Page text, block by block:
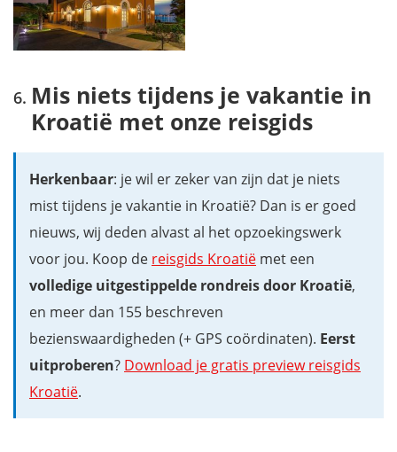
Mis niets tijdens je vakantie in
Kroatië met onze reisgids
Herkenbaar: je wil er zeker van zijn dat je niets
mist tijdens je vakantie in Kroatië? Dan is er goed
nieuws, wij deden alvast al het opzoekingswerk
voor jou. Koop de reisgids Kroatië met een
volledige uitgestippelde rondreis door Kroatië,
en meer dan 155 beschreven
bezienswaardigheden (+ GPS coördinaten). Eerst
uitproberen? Download je gratis preview reisgids
Kroatië.